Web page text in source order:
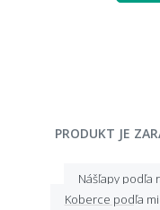
PRODUKT JE
Nášľapy podľa
Koberce podľa